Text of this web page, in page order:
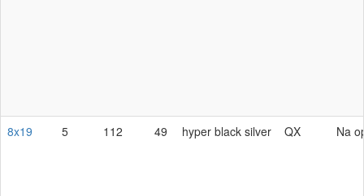
8x19 5 112 49 hyper black silver QX Na